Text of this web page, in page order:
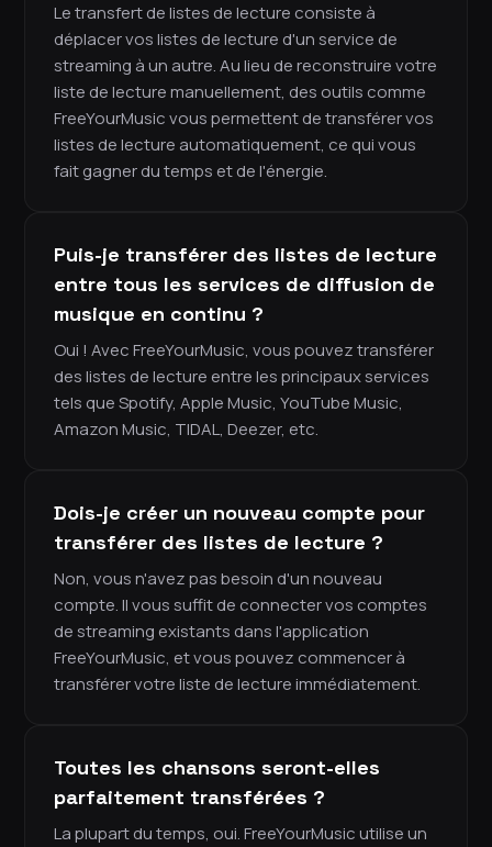
Le transfert de listes de lecture consiste à
déplacer vos listes de lecture d'un service de
streaming à un autre. Au lieu de reconstruire votre
liste de lecture manuellement, des outils comme
FreeYourMusic vous permettent de transférer vos
listes de lecture automatiquement, ce qui vous
fait gagner du temps et de l'énergie.
Puis-je transférer des listes de lecture
entre tous les services de diffusion de
musique en continu ?
Oui ! Avec FreeYourMusic, vous pouvez transférer
des listes de lecture entre les principaux services
tels que Spotify, Apple Music, YouTube Music,
Amazon Music, TIDAL, Deezer, etc.
Dois-je créer un nouveau compte pour
transférer des listes de lecture ?
Non, vous n'avez pas besoin d'un nouveau
compte. Il vous suffit de connecter vos comptes
de streaming existants dans l'application
FreeYourMusic, et vous pouvez commencer à
transférer votre liste de lecture immédiatement.
Toutes les chansons seront-elles
parfaitement transférées ?
La plupart du temps, oui. FreeYourMusic utilise un